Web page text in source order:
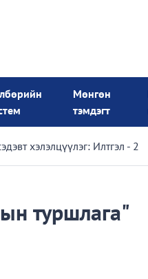
Мөнгөн
тэмдэгт
хэлэлцүүлэг: Илтгэл - 2
туршлага"